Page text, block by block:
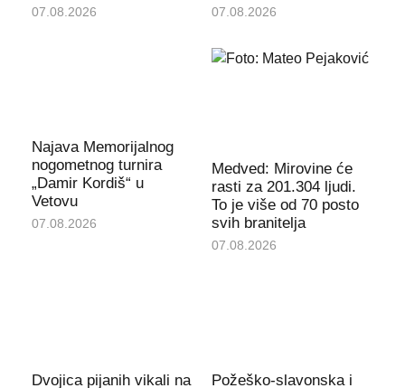
07.08.2026 07.08.2026
Najava Memorijalnog
nogometnog turnira
„Damir Kordiš“ u
Vetovu
07.08.2026
Medved: Mirovine će
rasti za 201.304 ljudi.
To je više od 70 posto
svih branitelja
07.08.2026
Dvojica pijanih vikali na Požeško-slavonska i